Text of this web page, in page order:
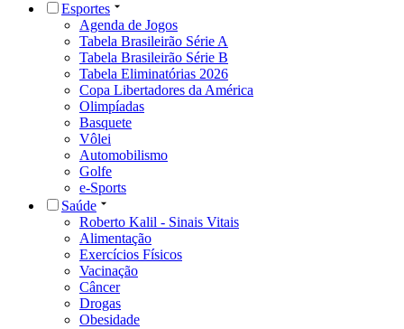
Esportes
Agenda de Jogos
Tabela Brasileirão Série A
Tabela Brasileirão Série B
Tabela Eliminatórias 2026
Copa Libertadores da América
Olimpíadas
Basquete
Vôlei
Automobilismo
Golfe
e-Sports
Saúde
Roberto Kalil - Sinais Vitais
Alimentação
Exercícios Físicos
Vacinação
Câncer
Drogas
Obesidade